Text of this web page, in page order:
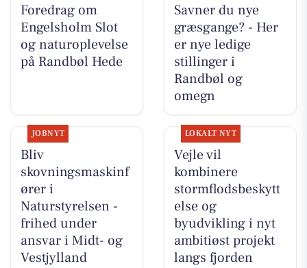
Foredrag om
Engelsholm Slot
og naturoplevelse
på Randbøl Hede
Savner du nye
græsgange? - Her
er nye ledige
stillinger i
Randbøl og
omegn
JOBNYT
Bliv
skovningsmaskinf
ører i
Naturstyrelsen -
frihed under
ansvar i Midt- og
Vestjylland
LOKALT NYT
Vejle vil
kombinere
stormflodsbeskytt
else og
byudvikling i nyt
ambitiøst projekt
langs fjorden